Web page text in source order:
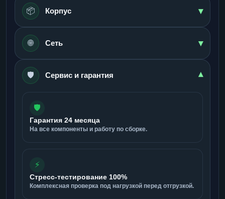
📦 Корпус ▾
🌐 Сеть ▾
🛡️ Сервис и гарантия ▾
🛡️
Гарантия 24 месяца
На все компоненты и работу по сборке.
⚡
Стресс-тестирование 100%
Комплексная проверка под нагрузкой перед отгрузкой.